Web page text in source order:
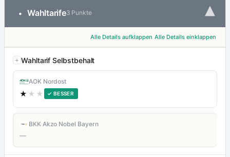
• Wahltarife3 Punkte ▾
Alle Details aufklappen Alle Details einklappen
Wahltarif Selbstbehalt
AOK Nordost
★ ★★ ✓ BESSER
BKK Akzo Nobel Bayern
—